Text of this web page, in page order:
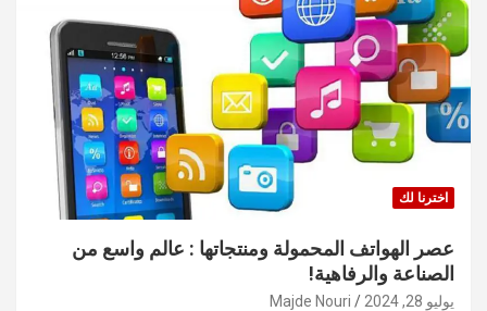
اخترنا لك
عصر الهواتف المحمولة ومنتجاتها : عالم واسع من
الصناعة والرفاهية!
يوليو 28, 2024 Majde Nouri